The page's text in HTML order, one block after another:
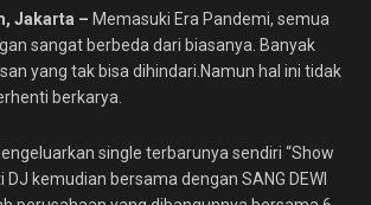
Jakarta – Memasuki Era Pandemi, semua
sangat berbeda dari biasanya. Banyak
yang tak bisa dihindari.Namun hal ini tidak
berkarya.
single terbarunya sendiri “Show
DJ kemudian bersama dengan SANG DEWI